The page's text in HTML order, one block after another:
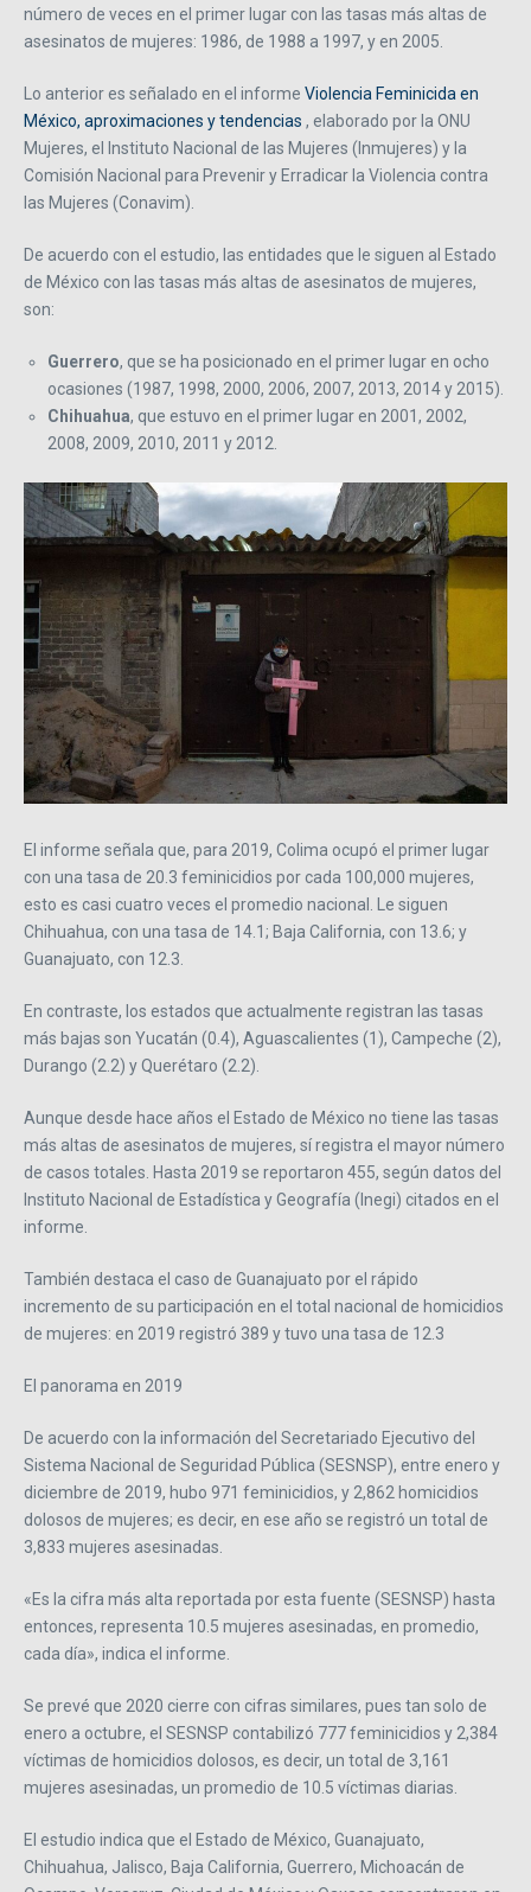
número de veces en el primer lugar con las tasas más altas de
asesinatos de mujeres: 1986, de 1988 a 1997, y en 2005.
Lo anterior es señalado en el informe Violencia Feminicida en
México, aproximaciones y tendencias , elaborado por la ONU
Mujeres, el Instituto Nacional de las Mujeres (Inmujeres) y la
Comisión Nacional para Prevenir y Erradicar la Violencia contra
las Mujeres (Conavim).
De acuerdo con el estudio, las entidades que le siguen al Estado
de México con las tasas más altas de asesinatos de mujeres,
son:
Guerrero, que se ha posicionado en el primer lugar en ocho
ocasiones (1987, 1998, 2000, 2006, 2007, 2013, 2014 y 2015).
Chihuahua, que estuvo en el primer lugar en 2001, 2002,
2008, 2009, 2010, 2011 y 2012.
El informe señala que, para 2019, Colima ocupó el primer lugar
con una tasa de 20.3 feminicidios por cada 100,000 mujeres,
esto es casi cuatro veces el promedio nacional. Le siguen
Chihuahua, con una tasa de 14.1; Baja California, con 13.6; y
Guanajuato, con 12.3.
En contraste, los estados que actualmente registran las tasas
más bajas son Yucatán (0.4), Aguascalientes (1), Campeche (2),
Durango (2.2) y Querétaro (2.2).
Aunque desde hace años el Estado de México no tiene las tasas
más altas de asesinatos de mujeres, sí registra el mayor número
de casos totales. Hasta 2019 se reportaron 455, según datos del
Instituto Nacional de Estadística y Geografía (Inegi) citados en el
informe.
También destaca el caso de Guanajuato por el rápido
incremento de su participación en el total nacional de homicidios
de mujeres: en 2019 registró 389 y tuvo una tasa de 12.3
El panorama en 2019
De acuerdo con la información del Secretariado Ejecutivo del
Sistema Nacional de Seguridad Pública (SESNSP), entre enero y
diciembre de 2019, hubo 971 feminicidios, y 2,862 homicidios
dolosos de mujeres; es decir, en ese año se registró un total de
3,833 mujeres asesinadas.
«Es la cifra más alta reportada por esta fuente (SESNSP) hasta
entonces, representa 10.5 mujeres asesinadas, en promedio,
cada día», indica el informe.
Se prevé que 2020 cierre con cifras similares, pues tan solo de
enero a octubre, el SESNSP contabilizó 777 feminicidios y 2,384
víctimas de homicidios dolosos, es decir, un total de 3,161
mujeres asesinadas, un promedio de 10.5 víctimas diarias.
El estudio indica que el Estado de México, Guanajuato,
Chihuahua, Jalisco, Baja California, Guerrero, Michoacán de